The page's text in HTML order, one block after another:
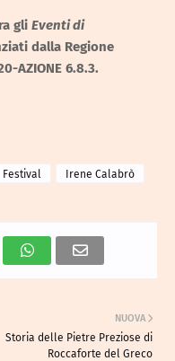
gli Eventi di
dalla Regione
AZIONE 6.8.3.
Festival
Irene Calabrò
NUOVA
Storia delle Pietre Preziose di
Roccaforte del Greco